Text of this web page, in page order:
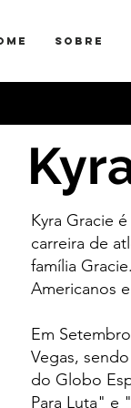
SOBRE
Kyra Gracie
carreira de
família
Americanos
Em
Vegas,
do Globo
Para Luta" e